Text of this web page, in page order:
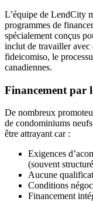
L’équipe de LendCity
programmes de
spécialement conçus
inclut de travailler avec
fideicomiso, le
canadiennes.
Financement par
De nombreux
de condominiums
être attrayant car :
Exigences
(souvent
Aucune
Conditions
Financement